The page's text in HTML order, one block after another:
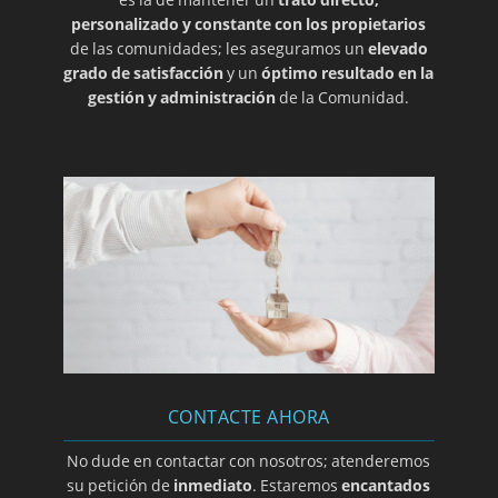
para instalar el ascensor.
No procede la ratificación de acuerdo de
deslinde firmado por el Presidente facultado
para ello por la Junta
en los Estatutos
No es necesaria unanimidad para volver a
aplicar el sistema de reparto establecido en
Acuerdo de arrendamiento de elementos
comunes adoptado en ruegos y preguntas
convalidado por caducidad.
ascensores-discapacitados
Pago por el nuevo propietario de derrama
acordada y no vencida con anterioridad a la
personalizado y constante con los propietarios
de las comunidades; les aseguramos un elevado
grado de satisfaccióny unóptimo resultado en la
gestión y administraciónde la Comunidad.
CONTACTE AHORA
No dude en contactar con nosotros; atenderemos
su petición de inmediato. Estaremosencantados